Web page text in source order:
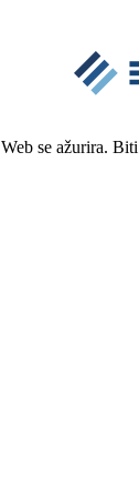
Web se ažurira.